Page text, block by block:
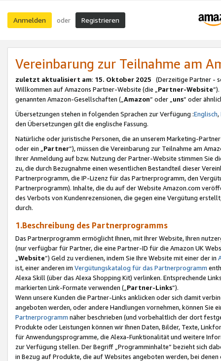
Anmelden oder Registrieren
Vereinbarung zur Teilnahme am
zuletzt aktualisiert am: 15. Oktober 2025 (Derzeitige Partner -
Willkommen auf Amazons Partner-Website (die „Partner-Website
genannten Amazon-Gesellschaften („Amazon“ oder „uns“ oder
Übersetzungen stehen in folgenden Sprachen zur Verfügung :Englisch,
den Übersetzungen gilt die englische Fassung.
Natürliche oder juristische Personen, die an unserem Marketing-
oder ein „Partner“), müssen die Vereinbarung zur Teilnahme am
Ihrer Anmeldung auf bzw. Nutzung der Partner-Website stimmen Sie
zu, die durch Bezugnahme einen wesentlichen Bestandteil dieser
Partnerprogramm, die IP-Lizenz für das Partnerprogramm, den
Partnerprogramm). Inhalte, die du auf der Website Amazon.com
des Verbots von Kundenrezensionen, die gegen eine Vergütung
durch.
1.Beschreibung des Partnerprogramms
Das Partnerprogramm ermöglicht Ihnen, mit Ihrer Website, Ihren
(nur verfügbar für Partner, die eine Partner-ID für die Amazon UK
Website“) Geld zu verdienen, indem Sie Ihre Website mit einer der in
ist, einer anderen im Vergütungskatalog für das Partnerprogramm
Alexa Skill (über das Alexa Shopping Kit) verlinken. Entsprechende
markierten Link-Formate verwenden („ Partner-Links“).
Wenn unsere Kunden die Partner-Links anklicken oder sich damit
angeboten werden, oder andere Handlungen vornehmen, können Sie
Partnerprogramm näher beschrieben (und vorbehaltlich der dort
Produkte oder Leistungen können wir Ihnen Daten, Bilder, Texte,
für Anwendungsprogramme, die Alexa-Funktionalität und weitere
zur Verfügung stellen. Der Begriff „Programminhalte“ bezieht sich
in Bezug auf Produkte, die auf Websites angeboten werden, bei